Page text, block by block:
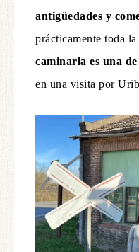
antigüedades y
prácticamente toda
caminarla es una
en una visita por